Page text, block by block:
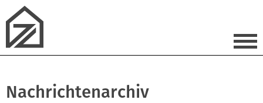
Nachrichtenarchiv